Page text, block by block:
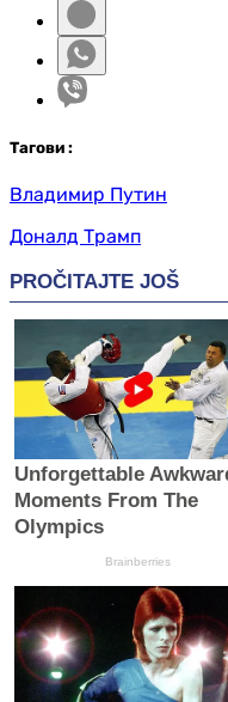
Тагови :
Владимир Путин
Доналд Трамп